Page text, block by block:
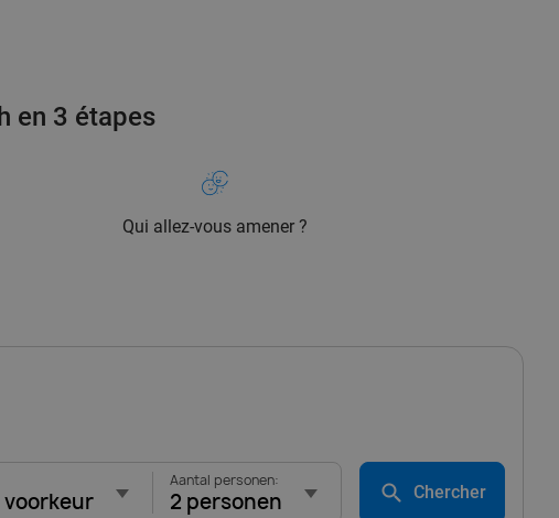
en 3 étapes
Qui allez-vous amener ?
voorkeur
Aantal personen:
2 personen Chercher